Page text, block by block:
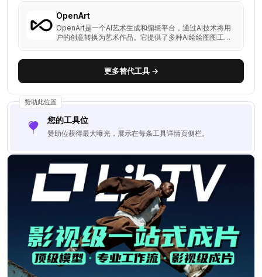
OpenArt
OpenArt是一个AI艺术生成和编辑平台，通过AI技术将用
户的创意转换为艺术作品。它提供了多种AI绘绘图图工具
更多替代工具 →
赞助此位置
您的工具位
赞助位获得最大曝光，展示在每条工具详情页侧栏。